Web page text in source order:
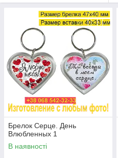
Брелок Серце. День
Влюбленных 1
В наявності